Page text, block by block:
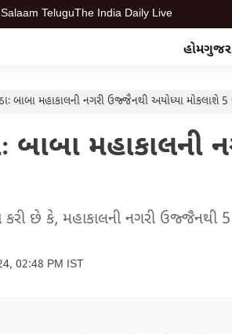
Salaam TeluguThe India Daily Live
હોમ
બાબા મહાકાલની નગરી ઉજ્જૈનથી અયોધ્યા મોકલાશે
બાબા
કરી છે કે, મહાકાલની નગરી
02:48 PM IST